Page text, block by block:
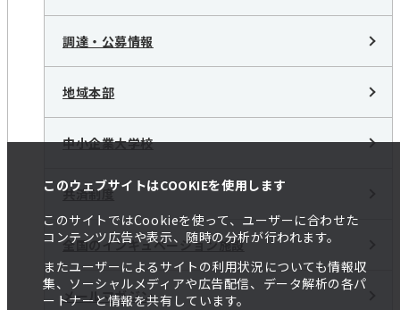
このウェブサイトはCOOKIEを使用します
このサイトではCookieを使って、ユーザーに合わせた
コンテンツ広告や表示、随時の分析が行われます。
またユーザーによるサイトの利用状況についても情報収
集、ソーシャルメディアや広告配信、データ解析の各パ
ートナーと情報を共有しています。
調達・公募情報
地域本部
中小企業大学校
共済制度
全国のインキュベーション施設
メールマガジン